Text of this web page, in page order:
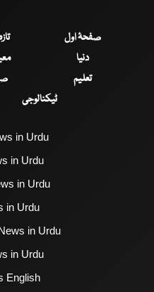
صفحۂ اول
دنیا
تعلیم
ٹیکنالوجی
in Urdu
in Urdu
in Urdu
in Urdu
in Urdu
in Urdu
English